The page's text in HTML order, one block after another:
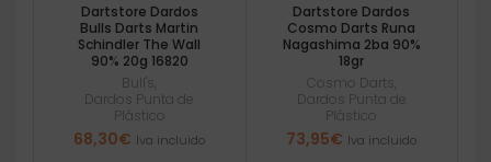
Dartstore Dardos
Bulls Darts Martin
Schindler The Wall
90% 20g 16820
Bull's
Dardos Punta de
Plástico
68,30€ Iva incluido
Dartstore Dardos
Cosmo Darts Runa
Nagashima 2ba 90%
18gr
Cosmo Darts
Dardos Punta de
Plástico
73,95€ Iva incluido